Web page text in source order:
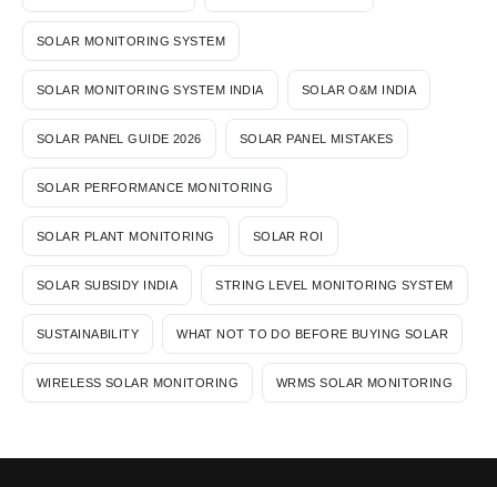
SOLAR MONITORING SYSTEM
SOLAR MONITORING SYSTEM INDIA SOLAR O&M INDIA
SOLAR PANEL GUIDE 2026 SOLAR PANEL MISTAKES
SOLAR PERFORMANCE MONITORING
SOLAR PLANT MONITORING SOLAR ROI
SOLAR SUBSIDY INDIA STRING LEVEL MONITORING SYSTEM
SUSTAINABILITY WHAT NOT TO DO BEFORE BUYING SOLAR
WIRELESS SOLAR MONITORING WRMS SOLAR MONITORING